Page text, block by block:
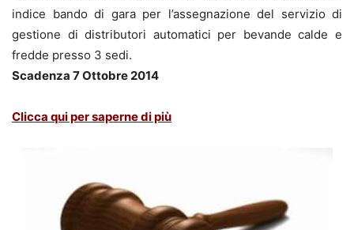
indice bando di gara per l’assegnazione del servizio di
gestione di distributori automatici per bevande calde e
fredde presso 3 sedi.
Scadenza 7 Ottobre 2014
Clicca qui per saperne di più